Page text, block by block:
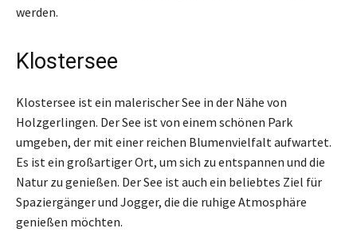
werden.
Klostersee
Klostersee ist ein malerischer See in der Nähe von
Holzgerlingen. Der See ist von einem schönen Park
umgeben, der mit einer reichen Blumenvielfalt aufwartet.
Es ist ein großartiger Ort, um sich zu entspannen und die
Natur zu genießen. Der See ist auch ein beliebtes Ziel für
Spaziergänger und Jogger, die die ruhige Atmosphäre
genießen möchten.